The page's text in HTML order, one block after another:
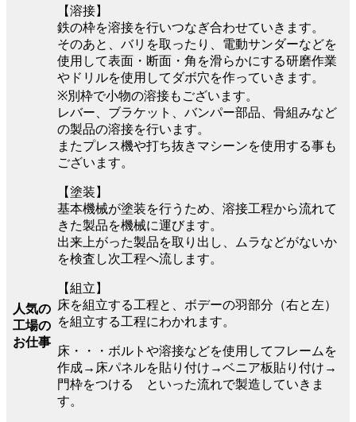
人気の
工場の
お仕事
【溶接】
鉄の枠を溶接を行いつなぎ合わせていきます。
そのあと、バリを取ったり、電動サンダーなどを
使用して表面・断面・角を滑らかにする研磨作業
やドリルを使用してダボ穴を作っていきます。
※別枠で小物の溶接もございます。
レバー、ブラケット、バンパー部品、骨組みなど
の製品の溶接を行います。
またプレス機や打ち抜きマシーンを使用する事も
ございます。
【塗装】
基本機械が塗装を行うため、溶接工程から流れて
きた製品を機械に運びます。
出来上がった製品を取り出し、ムラなどがないか
を検査し次工程へ流します。
【組立】
床を組立する工程と、ボデーの羽部分（右と左）
を組立する工程にわかれます。
床・・・ボルトや溶接などを使用してフレームを
作成→床パネルを貼り付け→ベニア板貼り付け→
門枠をつける といった流れで製造していきま
す。